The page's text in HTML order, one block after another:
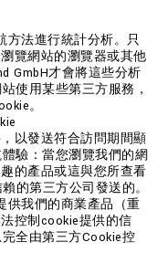
方法進行統計分析。只
覽網站的瀏覽器或其他
GmbH才會將這些分析
使用某些第三方服務，
。
以發送符合訪問期間顯
驗：當您瀏覽我們的網
的產品或這與您所查看
的第三方公司發送的。
供我們的商業產品（重
控制cookie提供的信
全由第三方Cookie控